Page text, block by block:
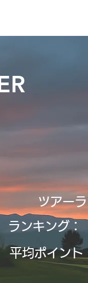
ツアー
ランキング：
平均ポイント